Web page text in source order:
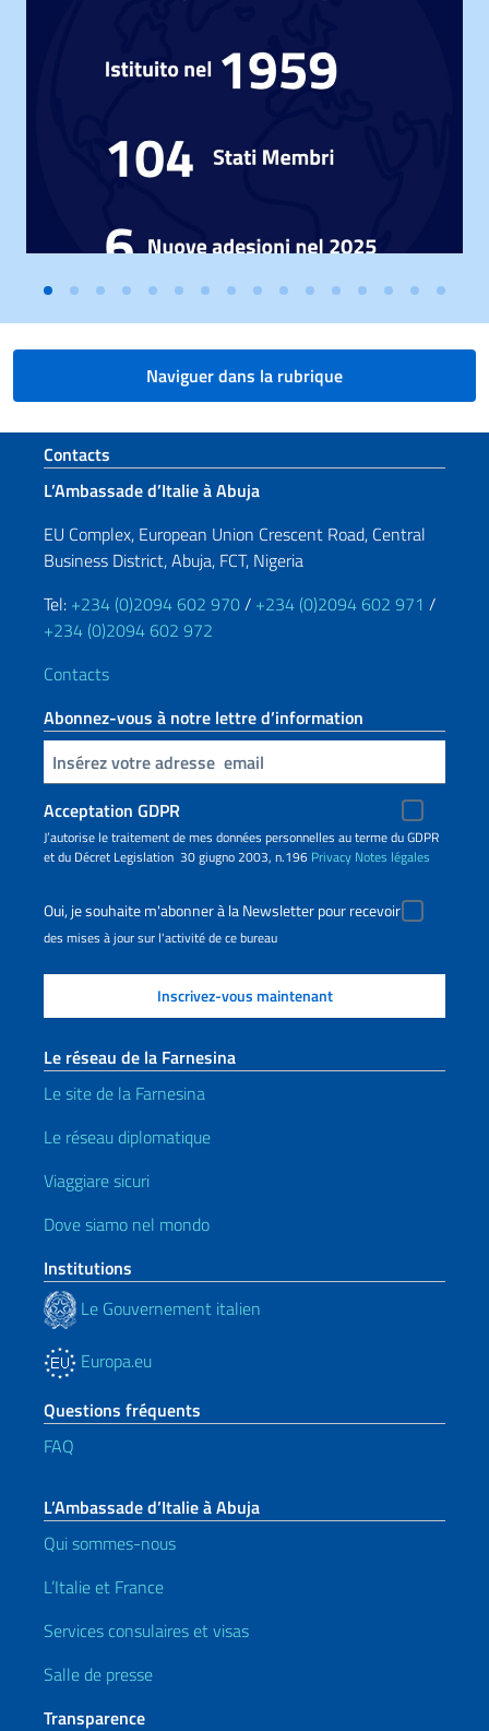
Naviguer dans la rubrique
Section de pied de page
Contacts
L’Ambassade d’Italie à Abuja
EU Complex, European Union Crescent Road, Central
Business District, Abuja, FCT, Nigeria
Tel: +234 (0)2094 602 970/ +234 (0)2094 602 971 /
+234 (0)2094 602 972
Contacts
Abonnez-vous à notre lettre d’information
Insert your email
Acceptation GDPR
J’autorise le traitement de mes données personnelles au terme du GDPR
et du Décret Legislation 30 giugno 2003, n.196 Privacy Notes légales
Oui, je souhaite m'abonner à la Newsletter pour recevoir
des mises à jour sur l'activité de ce bureau
Le réseau de la Farnesina
Le site de la Farnesina
Le réseau diplomatique
Viaggiare sicuri
Dove siamo nel mondo
Institutions
Le Gouvernement italien
Europa.eu
Questions fréquents
FAQ
L’Ambassade d’Italie à Abuja
Qui sommes-nous
L’Italie et France
Services consulaires et visas
Salle de presse
Transparence